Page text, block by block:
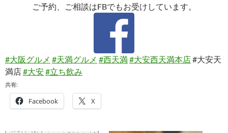
ご予約、ご相談はFBでもお受けしています。
#大阪グルメ #天満グルメ #西天満#大安西天満本店#大安天
満店#大安#立ち飲み
共有:
Facebook X